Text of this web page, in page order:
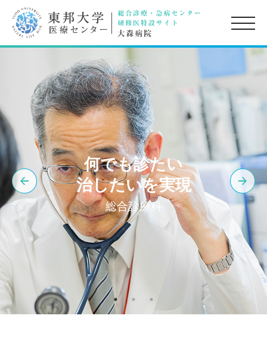
toggle
何でも診たい
治したいを実現
総合診療科